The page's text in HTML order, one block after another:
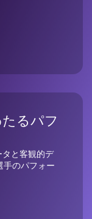
るパフ
タと客観的デ
手のパフォー